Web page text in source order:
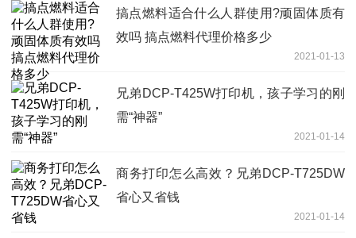
搞点燃料适合什么人群使用?顽固体质有
效吗 搞点燃料代理价格多少
2021-01-13
兄弟DCP-T425W打印机，孩子学习的刚
需“神器”
2021-01-14
商务打印怎么高效？兄弟DCP-T725DW
省心又省钱
2021-01-14